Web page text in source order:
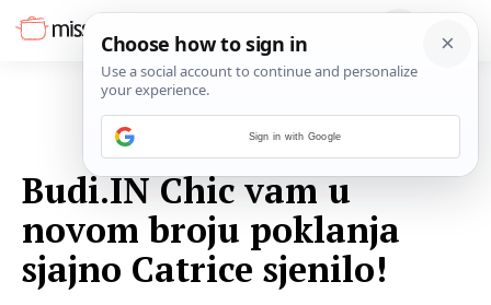
Budi.IN Chic vam u
novom broju poklanja
sjajno Catrice sjenilo!
Sign in with Google